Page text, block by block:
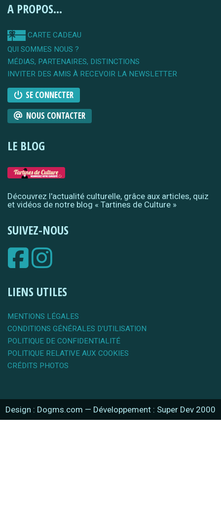
A PROPOS...
CARTE CADEAU
QUI SOMMES NOUS ?
MÉDIAS, PARTENAIRES, DISTINCTIONS
INVITER DES AMIS À RECEVOIR LA NEWSLETTER
SE CONNECTER
NOUS CONTACTER
LE BLOG
Découvrez l'actualité culturelle, grâce aux articles, quiz
et vidéos de notre blog « Tartines de Culture »
SUIVEZ-NOUS
LIENS UTILES
MENTIONS LÉGALES
CONDITIONS GÉNÉRALES D'UTILISATION
POLITIQUE DE CONFIDENTIALITÉ
POLITIQUE RELATIVE AUX COOKIES
CRÉDITS PHOTOS
Design : Dogms.com — Développement : Super Dev 2000